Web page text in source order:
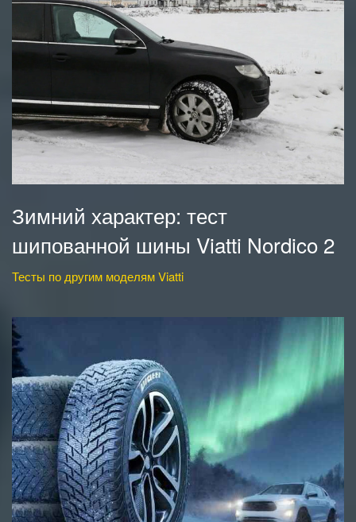
Зимний характер: тест
шипованной шины Viatti Nordico 2
Тесты по другим моделям Viatti